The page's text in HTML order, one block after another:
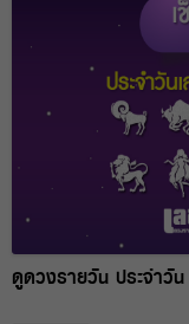
ดูดวงรายวัน ประจำวั